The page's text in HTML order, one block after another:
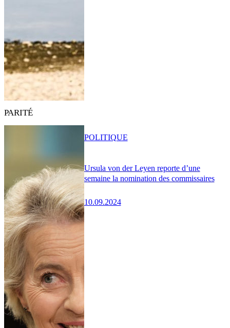
PARITÉ
Ursula von der Leyen reporte d’une
semaine la nomination des commissaires
10.09.2024
POLITIQUE